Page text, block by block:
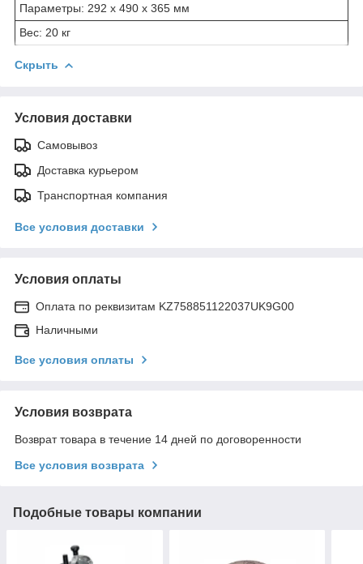
Параметры: 292 x 490 x 365 мм
Вес: 20 кг
Скрыть
Условия доставки
Самовывоз
Доставка курьером
Транспортная компания
Все условия доставки
Условия оплаты
Оплата по реквизитам KZ758851122037UK9G00
Наличными
Все условия оплаты
Условия возврата
Возврат товара в течение 14 дней по договоренности
Все условия возврата
Подобные товары компании